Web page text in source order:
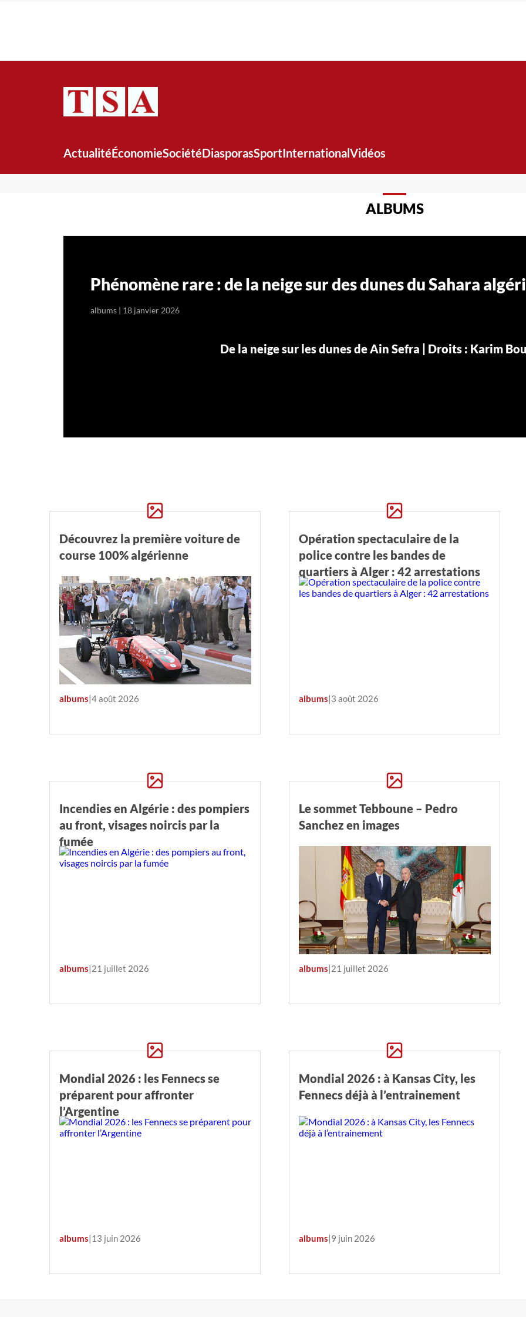
ActualitéÉconomieSociétéDiasporasSportInternationalVidéos
ALBUMS
Phénomène rare : de la neige sur des dunes du Sahara
albums | 18 janvier 2026
De la neige sur les dunes de Ain Sefra | Droits : Karim
Découvrez la première voiture de
course 100% algérienne
albums|4 août 2026
Opération spectaculaire de la
police contre les bandes de
quartiers à Alger : 42 arrestations‬
albums|3 août 2026
Incendies en Algérie : des pompiers
au front, visages noircis par la
fumée
albums|21 juillet 2026
Le sommet Tebboune – Pedro
Sanchez en images
albums|21 juillet 2026
Mondial 2026 : les Fennecs se
préparent pour affronter
l’Argentine
albums|13 juin 2026
Mondial 2026 : à Kansas City, les
Fennecs déjà à l’entrainement
albums|9 juin 2026